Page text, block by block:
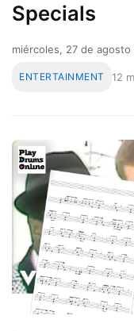
Specials
miércoles, 27 de agosto
ENTERTAINMENT 12